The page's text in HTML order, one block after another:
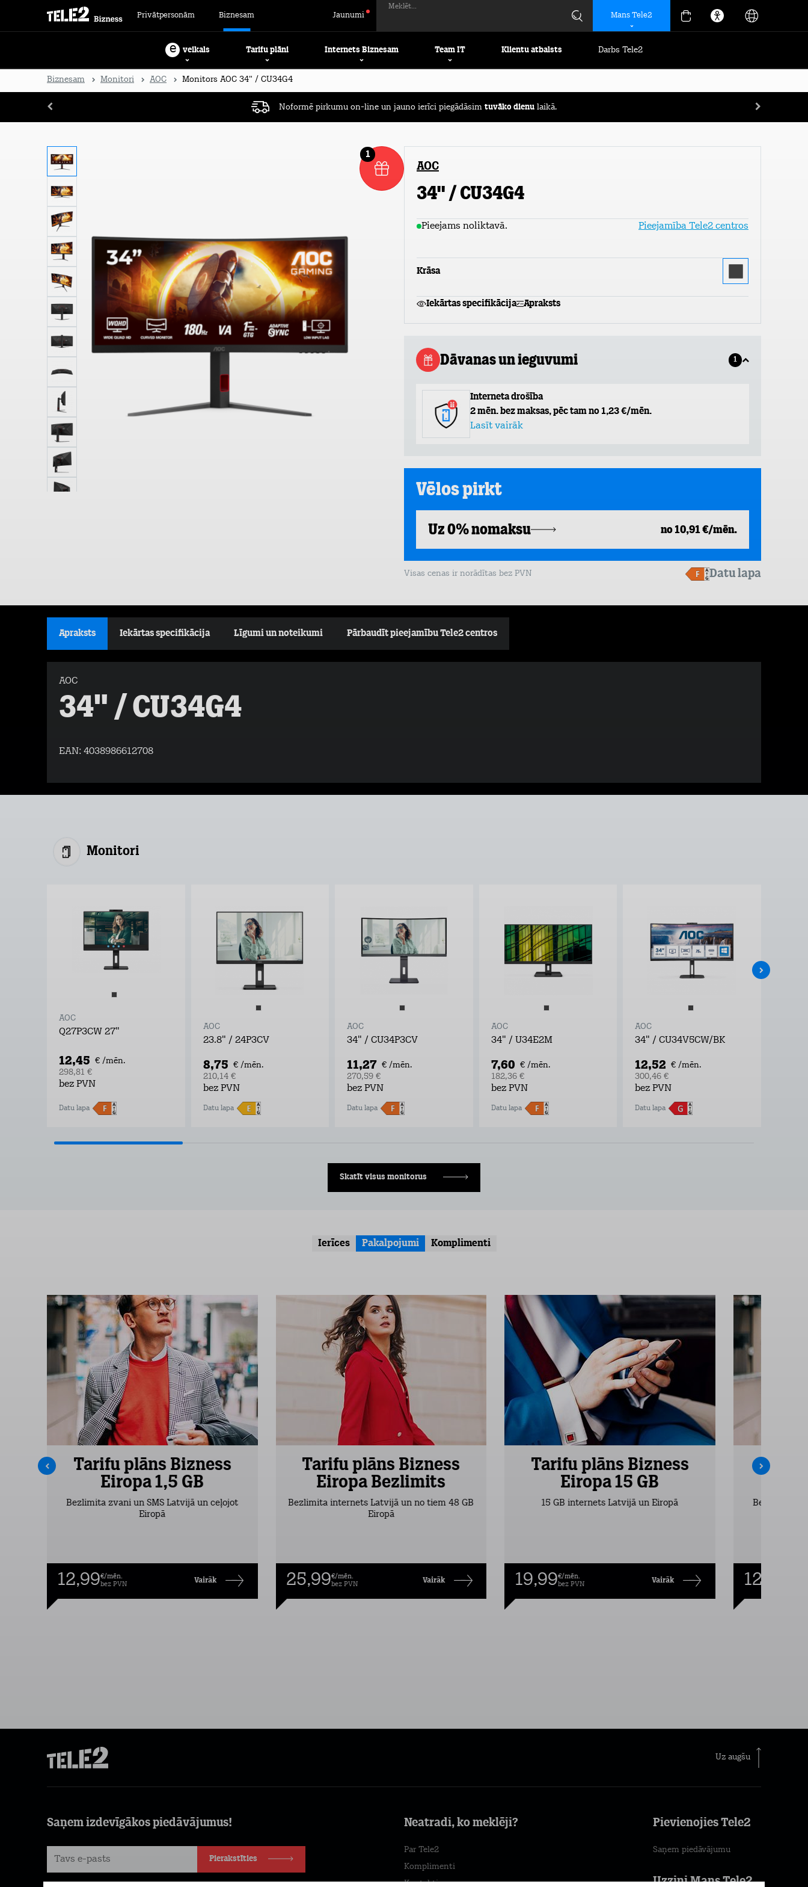
Privātpersonām Biznesam Jaunumi
Meklēt...
Mans Tele2
e veikals Tarifu plāni Internets Biznesam Team IT Klientu atbalsts Darbs Tele2
Biznesam Monitori AOC Monitors AOC 34" / CU34G4
Noformē pirkumu on-line un jauno ierīci piegādāsim tuvāko dienu laikā.
1
AOC
34" / CU34G4
Pieejams noliktavā. Pieejamība Tele2 centros
Krāsa
Iekārtas specifikācija Apraksts
Dāvanas un ieguvumi 1
Interneta drošība
2 mēn. bez maksas, pēc tam no 1,23 €/mēn.
Lasīt vairāk
Vēlos pirkt
Uz 0% nomaksu no 10,91 €/mēn.
Visas cenas ir norādītas bez PVN Datu lapa
Apraksts Iekārtas specifikācija Līgumi un noteikumi Pārbaudīt pieejamību Tele2 centros
AOC
34" / CU34G4
EAN: 4038986612708
Monitori
AOC
Q27P3CW 27"
12,45 € /mēn.
298,81 €
bez PVN
Datu lapa
AOC
23.8" / 24P3CV
8,75 € /mēn.
210,14 €
bez PVN
Datu lapa
AOC
34" / CU34P3CV
11,27 € /mēn.
270,59 €
bez PVN
Datu lapa
AOC
34" / U34E2M
7,60 € /mēn.
182,36 €
bez PVN
Datu lapa
AOC
34" / CU34V5CW/BK
12,52
€ /mēn.
300,46 €
bez PVN
Datu lapa
Skatīt visus monitorus
Ierīces Pakalpojumi Komplimenti
Tarifu plāns Bizness
Eiropa 1,5 GB
Bezlimita zvani un SMS Latvijā un ceļojot
Eiropā
12,99€/mēn.
bez PVN
Vairāk
Tarifu plāns Bizness
Eiropa Bezlimits
Bezlimita internets Latvijā un no tiem 48 GB
Eiropā
25,99€/mēn.
bez PVN
Vairāk
Tarifu plāns Bizness
Eiropa 15 GB
15 GB internets Latvijā un Eiropā
19,99€/mēn.
bez PVN
Vairāk
Bezlimita
12,99
Uz augšu
Saņem izdevīgākos piedāvājumus!
Pierakstīties
Neatradi, ko meklēji?
Par Tele2
Komplimenti
Kontakti
Pievienojies Tele2
Saņem piedāvājumu
Uzzini Mans Tele2